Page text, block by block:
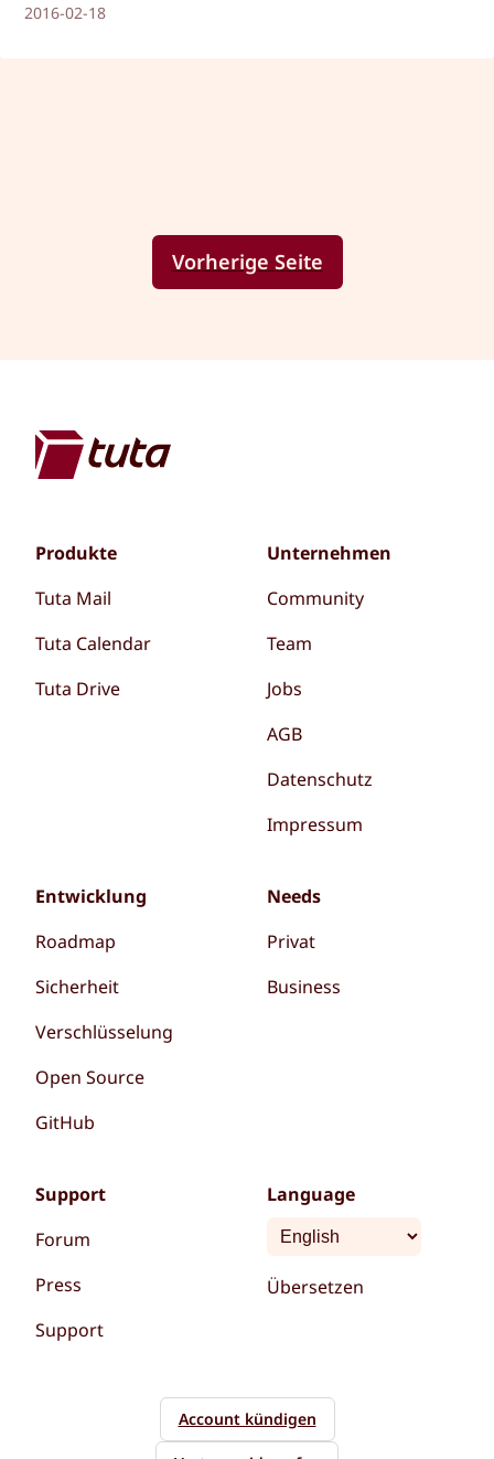
2016-02-18
Vorherige Seite
Produkte
Tuta Mail
Tuta Calendar
Tuta Drive
Unternehmen
Community
Team
Jobs
AGB
Datenschutz
Impressum
Entwicklung
Roadmap
Sicherheit
Verschlüsselung
Open Source
GitHub
Needs
Privat
Business
Support
Forum
Press
Support
Language
Übersetzen
Account kündigen